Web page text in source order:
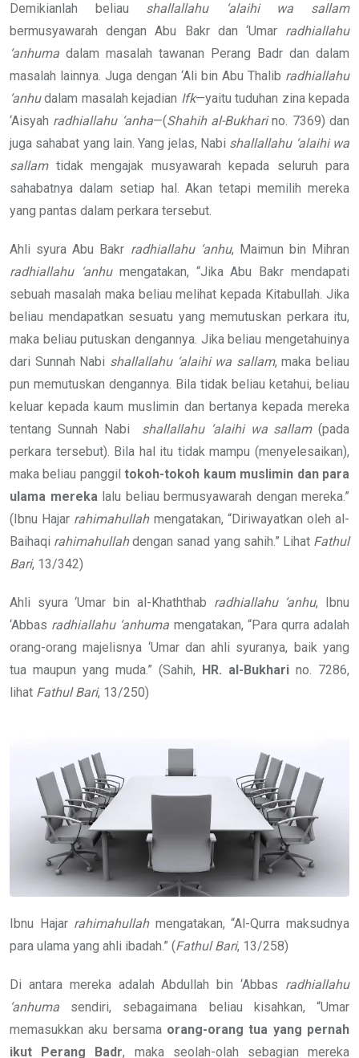
Demikianlah beliau shallallahu ‘alaihi wa sallam
bermusyawarah dengan Abu Bakr dan ‘Umar radhiallahu
‘anhuma dalam masalah tawanan Perang Badr dan dalam
masalah lainnya. Juga dengan ‘Ali bin Abu Thalib radhiallahu
‘anhudalam masalah kejadian Ifk—yaitu tuduhan zina kepada
‘Aisyah radhiallahu ‘anha—(Shahih al-Bukharino. 7369) dan
juga sahabat yang lain. Yang jelas, Nabi shallallahu ‘alaihi wa
sallamtidak mengajak musyawarah kepada seluruh para
sahabatnya dalam setiap hal. Akan tetapi memilih mereka
yang pantas dalam perkara tersebut.
Ahli syura Abu Bakr radhiallahu ‘anhu, Maimun bin Mihran
radhiallahu ‘anhumengatakan, “Jika Abu Bakr mendapati
sebuah masalah maka beliau melihat kepada Kitabullah. Jika
beliau mendapatkan sesuatu yang memutuskan perkara itu,
maka beliau putuskan dengannya. Jika beliau mengetahuinya
dari Sunnah Nabi shallallahu ‘alaihi wa sallam, maka beliau
pun memutuskan dengannya. Bila tidak beliau ketahui, beliau
keluar kepada kaum muslimin dan bertanya kepada mereka
tentang Sunnah Nabi shallallahu ‘alaihi wa sallam(pada
perkara tersebut). Bila hal itu tidak mampu (menyelesaikan),
maka beliau panggiltokoh-tokoh kaum muslimin dan para
ulama merekalalu beliau bermusyawarah dengan mereka.”
(Ibnu Hajar rahimahullahmengatakan, “Diriwayatkan oleh al-
Baihaqi rahimahullahdengan sanad yang sahih.” Lihat Fathul
Bari, 13/342)
Ahli syura ‘Umar bin al-Khaththab radhiallahu ‘anhu, Ibnu
‘Abbas radhiallahu ‘anhuma mengatakan, “Para qurra adalah
orang-orang majelisnya ‘Umar dan ahli syuranya, baik yang
tua maupun yang muda.” (Sahih,
HR. al-Bukhari no. 7286,
lihat Fathul Bari, 13/250)
Ibnu Hajar rahimahullahmengatakan, “Al-Qurra maksudnya
para ulama yang ahli ibadah.” (Fathul Bari, 13/258)
Di antara mereka adalah Abdullah bin ‘Abbas radhiallahu
‘anhuma sendiri, sebagaimana beliau kisahkan, “Umar
memasukkan aku bersama orang-orang tua yang pernah
ikut Perang Badr, maka seolah-olah sebagian mereka